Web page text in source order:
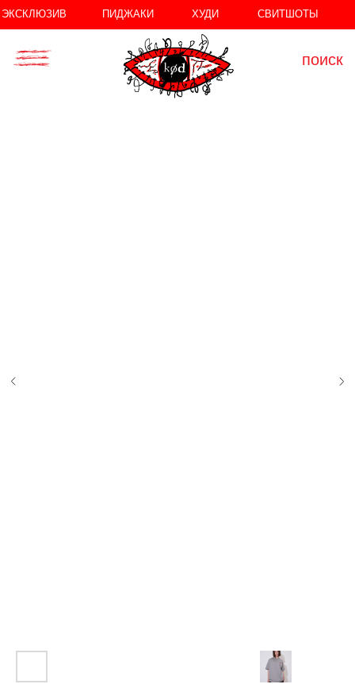
////
ЭКСКЛЮЗИВ ПИДЖАКИ ХУДИ СВИТШОТЫ